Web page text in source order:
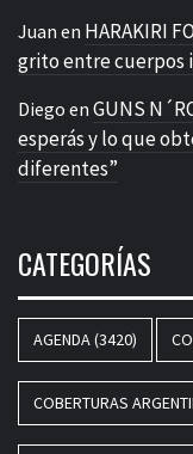
Juan en HARAKIRI
grito entre cuerpos
Diego en GUNS
esperás y lo que
diferentes”
CATEGORÍAS
AGENDA(3420)
COBERTURAS